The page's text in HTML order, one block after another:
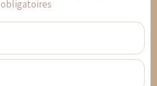
obligatoires